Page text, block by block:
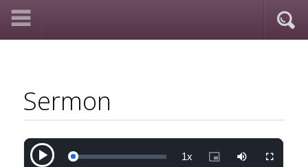
Sermon